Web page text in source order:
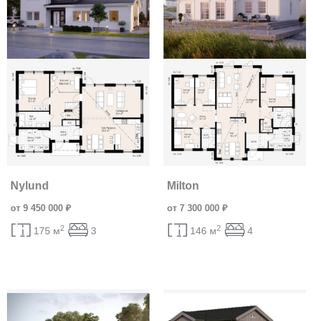
Nylund
от 9 450 000 ₽
175 м2 3
Milton
от 7 300 000 ₽
146 м2 4